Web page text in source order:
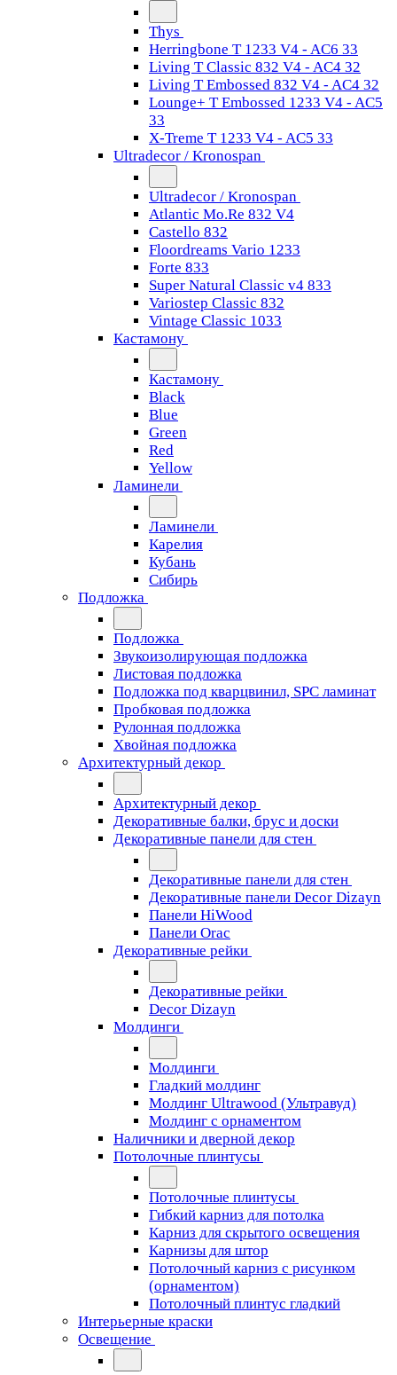
Thys
Herringbone T 1233 V4 - AC6 33
Living T Classic 832 V4 - AC4 32
Living T Embossed 832 V4 - AC4 32
Lounge+ T Embossed 1233 V4 - AC5
33
X-Treme T 1233 V4 - AC5 33
Ultradecor / Kronospan
Ultradecor / Kronospan
Atlantic Mo.Re 832 V4
Castello 832
Floordreams Vario 1233
Forte 833
Super Natural Classic v4 833
Variostep Classic 832
Vintage Classic 1033
Кастамону
Кастамону
Black
Blue
Green
Red
Yellow
Ламинели
Ламинели
Карелия
Кубань
Сибирь
Подложка
Подложка
Звукоизолирующая подложка
Листовая подложка
Подложка под кварцвинил, SPC ламинат
Пробковая подложка
Рулонная подложка
Хвойная подложка
Архитектурный декор
Архитектурный декор
Декоративные балки, брус и доски
Декоративные панели для стен
Декоративные панели для стен
Декоративные панели Decor Dizayn
Панели HiWood
Панели Orac
Декоративные рейки
Декоративные рейки
Decor Dizayn
Молдинги
Молдинги
Гладкий молдинг
Молдинг Ultrawood (Ультравуд)
Молдинг с орнаментом
Наличники и дверной декор
Потолочные плинтусы
Потолочные плинтусы
Гибкий карниз для потолка
Карниз для скрытого освещения
Карнизы для штор
Потолочный карниз с рисунком
(орнаментом)
Потолочный плинтус гладкий
Интерьерные краски
Освещение